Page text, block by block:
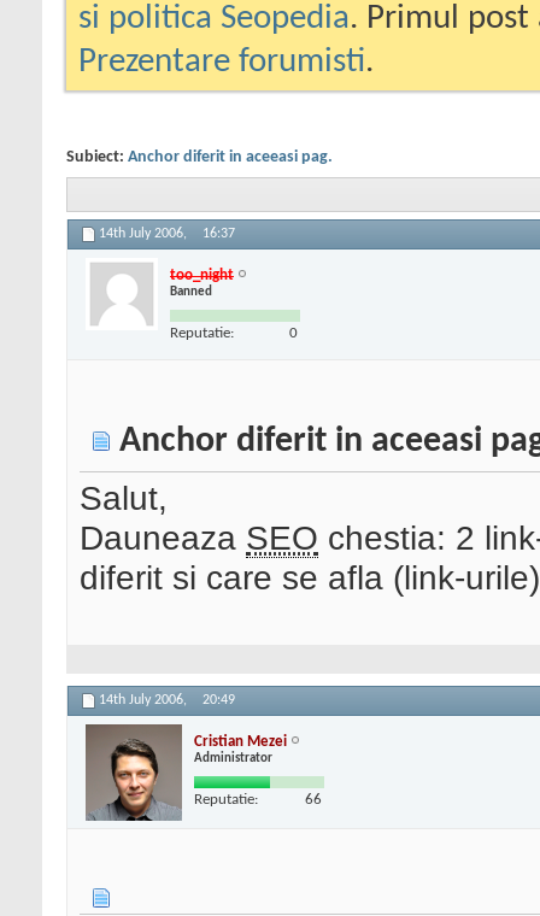
si politica Seopedia. Primul
Prezentare forumisti.
Subiect: Anchor diferit in aceeasi pag.
14th July 2006, 16:37
too_night
Banned
Reputatie: 0
Anchor diferit in aceeasi
Salut,
Dauneaza SEO chestia: 2
diferit si care se afla (link-
14th July 2006, 20:49
Cristian Mezei
Administrator
Reputatie: 66